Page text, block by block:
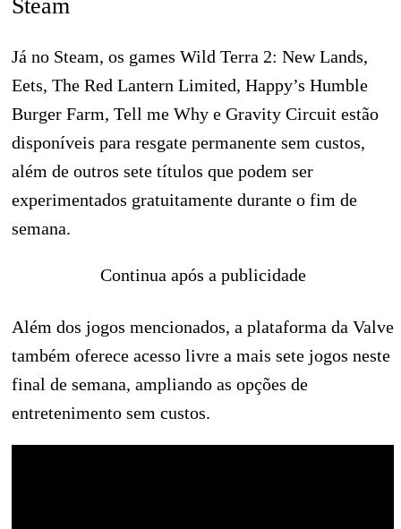
Steam
Já no Steam, os games Wild Terra 2: New Lands,
Eets, The Red Lantern Limited, Happy’s Humble
Burger Farm, Tell me Why e Gravity Circuit estão
disponíveis para resgate permanente sem custos,
além de outros sete títulos que podem ser
experimentados gratuitamente durante o fim de
semana.
Continua após a publicidade
Além dos jogos mencionados, a plataforma da Valve
também oferece acesso livre a mais sete jogos neste
final de semana, ampliando as opções de
entretenimento sem custos.